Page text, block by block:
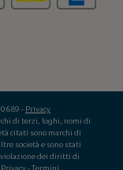
- Privacy
di terzi, loghi, nomi di
citati sono marchi di
società e sono stati
violazione dei diritti di